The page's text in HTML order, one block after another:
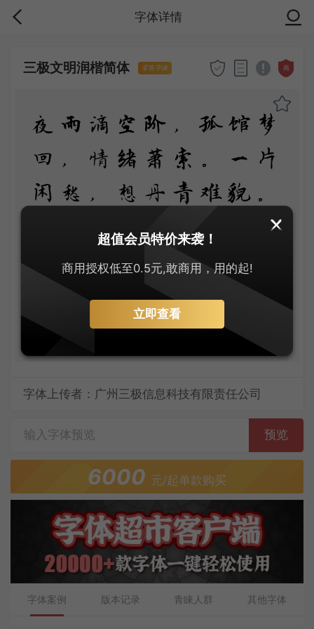
字体详情
三极文明润楷简体 零售字体 商
夜雨滴空阶，孤馆梦
回，情绪萧索。一片
闲愁，想丹青难貌。
秋渐老、蛩声正苦、
夜将阑，灯花旋落。
最无端处，总把良
宵，祗恁孤眠却。
字体上传者：广州三极信息科技有限责任公司
预览
6000 元/起单款购买
字体案例 版本记录 青睐人群 其他字体
超值会员特价来袭！
商用授权低至0.5元,敢商用，用的起!
立即查看